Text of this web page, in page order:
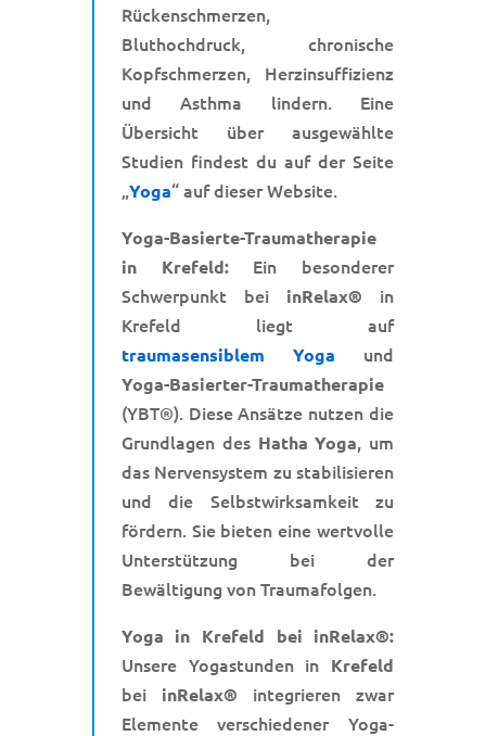
Rückenschmerzen,
Bluthochdruck, chronische
Kopfschmerzen, Herzinsuffizienz
und Asthma lindern. Eine
Übersicht über ausgewählte
Studien findest du auf der Seite
„Yoga“ auf dieser Website.
Yoga-Basierte-Traumatherapie
in Krefeld: Ein besonderer
Schwerpunkt bei inRelax® in
Krefeld liegt auf
traumasensiblem Yoga und
Yoga-Basierter-Traumatherapie
(YBT®). Diese Ansätze nutzen die
Grundlagen des Hatha Yoga, um
das Nervensystem zu stabilisieren
und die Selbstwirksamkeit zu
fördern. Sie bieten eine wertvolle
Unterstützung bei der
Bewältigung von Traumafolgen.
Yoga in Krefeld bei inRelax®:
Unsere Yogastunden in Krefeld
bei inRelax® integrieren zwar
Elemente verschiedener Yoga-